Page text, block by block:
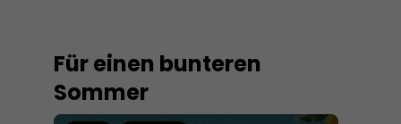
Für einen bunteren
Sommer